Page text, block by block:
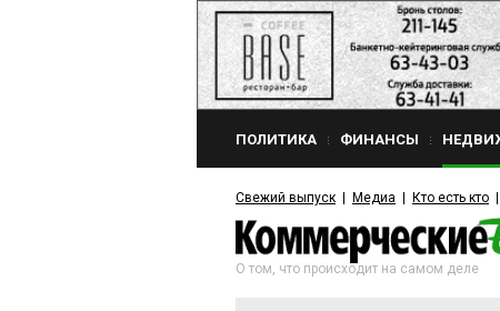
ПОЛИТИКА ФИНАНСЫ
Свежий выпуск Медиа Кто есть кто
О том, что происходит на самом деле